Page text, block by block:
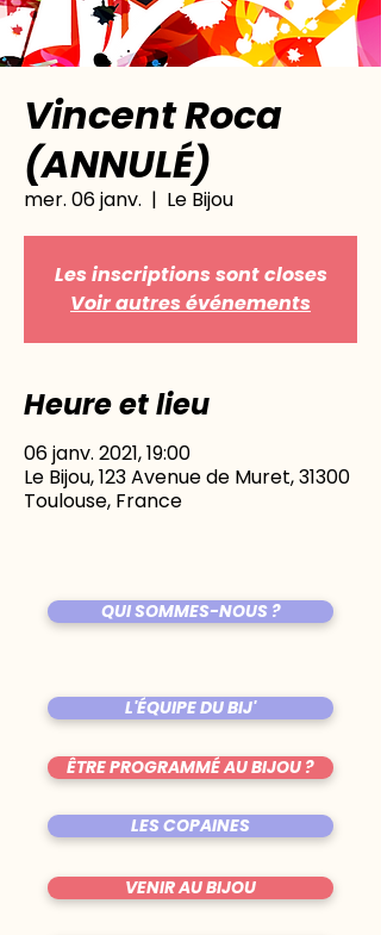
Vincent Roca
(ANNULÉ)
mer. 06 janv.
  |
Le Bijou
Les inscriptions sont closes
Voir autres événements
Heure et lieu
06 janv. 2021, 19:00
Le Bijou, 123 Avenue de Muret, 31300
Toulouse, France
QUI SOMMES-NOUS ?
L'ÉQUIPE DU BIJ'
ÊTRE PROGRAMMÉ AU BIJOU ?
LES COPAINES
VENIR AU BIJOU